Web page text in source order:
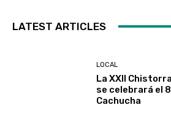
LATEST ARTICLES
LOCAL
La XXII
se celebrará el
Cachucha